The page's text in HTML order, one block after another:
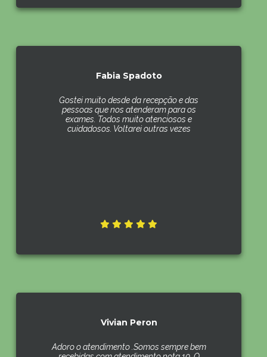
Fabia Spadoto
Gostei muito desde da recepção e das
pessoas que nos atenderam para os
exames. Todos muito atenciosos e
cuidadosos. Voltarei outras vezes
Vivian Peron
Adoro o atendimento .Somos sempre bem